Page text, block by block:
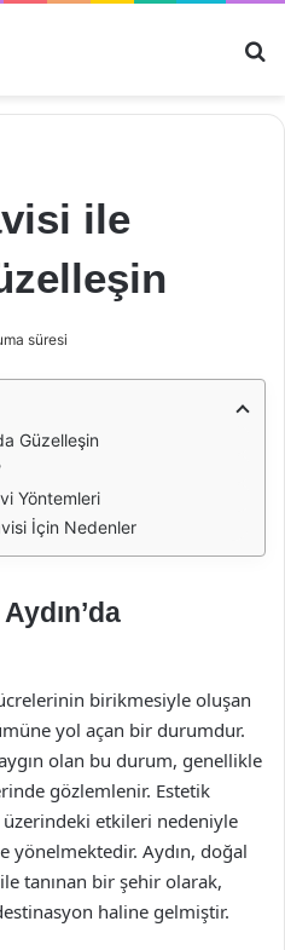
ile
süresi
Güzelleşin
Yöntemleri
İçin Nedenler
birikmesiyle oluşan
yol açan bir durumdur.
olan bu durum, genellikle
gözlemlenir. Estetik
etkileri nedeniyle
yönelmektedir. Aydın, doğal
tanınan bir şehir olarak,
haline gelmiştir.